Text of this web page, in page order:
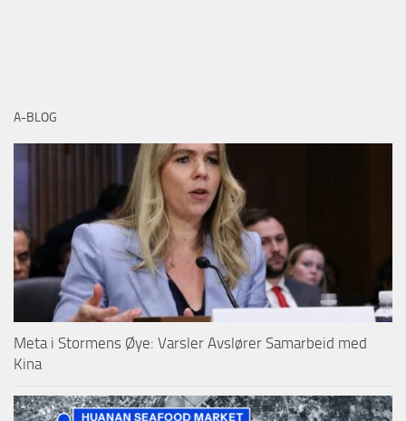
A-BLOG
Meta i Stormens Øye: Varsler Avslører Samarbeid med
Kina